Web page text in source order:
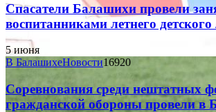
Спасатели Балашихи провели
воспитанниками летнего детского
5 июня
В БалашихеНовости16920
Соревнования среди нештатных
гражданской обороны провели в